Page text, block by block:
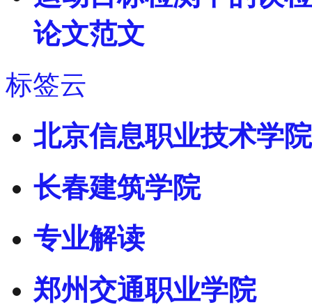
论文范文
标签云
北京信息职业技术学院
长春建筑学院
专业解读
郑州交通职业学院